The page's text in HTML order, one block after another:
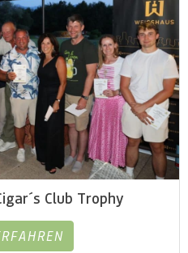
Club Trophy
ERFAHREN